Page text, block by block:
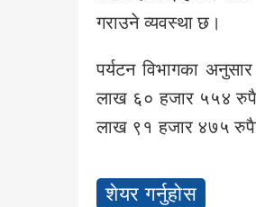
गराउने व्यवस्था छ।
पर्यटन विभागका
लाख ६० हजार ५५४
लाख ९१ हजार ४७५
शेयर गर्नुहोस